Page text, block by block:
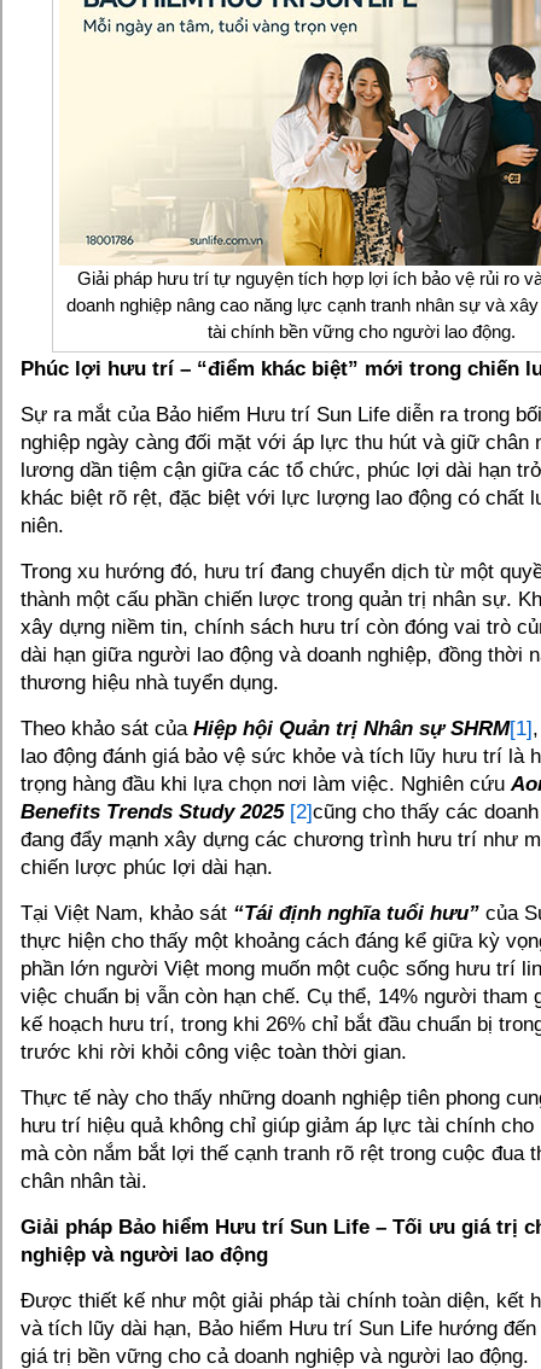
Giải pháp hưu trí tự nguyện tích hợp lợi ích bảo vệ rủi ro
doanh nghiệp nâng cao năng lực cạnh tranh nhân sự và
tài chính bền vững cho người lao động.
Phúc lợi hưu trí – “điểm khác biệt” mới trong chiến
Sự ra mắt của Bảo hiểm Hưu trí Sun Life diễn ra trong
nghiệp ngày càng đối mặt với áp lực thu hút và giữ chân
lương dần tiệm cận giữa các tổ chức, phúc lợi dài hạn
khác biệt rõ rệt, đặc biệt với lực lượng lao động có chất
niên.
Trong xu hướng đó, hưu trí đang chuyển dịch từ một
thành một cấu phần chiến lược trong quản trị nhân sự.
xây dựng niềm tin, chính sách hưu trí còn đóng vai trò
dài hạn giữa người lao động và doanh nghiệp, đồng thời
thương hiệu nhà tuyển dụng.
Theo khảo sát của Hiệp hội Quản trị Nhân sự SHRM[1]
lao động đánh giá bảo vệ sức khỏe và tích lũy hưu trí là
trọng hàng đầu khi lựa chọn nơi làm việc. Nghiên cứu
Benefits Trends Study 2025 [2]cũng cho thấy các
đang đẩy mạnh xây dựng các chương trình hưu trí như
chiến lược phúc lợi dài hạn.
Tại Việt Nam, khảo sát “Tái định nghĩa tuổi hưu” của
thực hiện cho thấy một khoảng cách đáng kể giữa kỳ
phần lớn người Việt mong muốn một cuộc sống hưu trí
việc chuẩn bị vẫn còn hạn chế. Cụ thể, 14% người tham
kế hoạch hưu trí, trong khi 26% chỉ bắt đầu chuẩn bị
trước khi rời khỏi công việc toàn thời gian.
Thực tế này cho thấy những doanh nghiệp tiên phong
hưu trí hiệu quả không chỉ giúp giảm áp lực tài chính
mà còn nắm bắt lợi thế cạnh tranh rõ rệt trong cuộc đua
chân nhân tài.
Giải pháp Bảo hiểm Hưu trí Sun Life – Tối ưu giá trị
nghiệp và người lao động
Được thiết kế như một giải pháp tài chính toàn diện, kết
và tích lũy dài hạn, Bảo hiểm Hưu trí Sun Life hướng
giá trị bền vững cho cả doanh nghiệp và người lao động.